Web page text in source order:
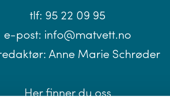
tlf: 95 22 09 95
e-post: info@matvett.no
Anne Marie Schrøder
Her finner du oss